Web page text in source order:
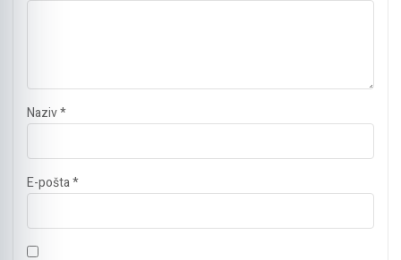
Naziv*
E-pošta*